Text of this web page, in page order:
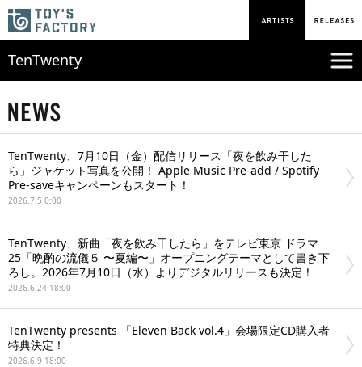
TenTwenty
TenTwenty、7月10日（金）配信リリース「夜を飲み干した
ら」ジャケット写真を公開！ Apple Music Pre-add / Spotify
Pre-saveキャンペーンもスタート！
2026.7.5 0:00
TenTwenty、新曲「夜を飲み干したら」をテレビ東京 ドラマ
25「晩酌の流儀５ 〜夏編〜」オープニングテーマとして書き下
ろし。2026年7月10日（水）よりデジタルリリースも決定！
2026.6.24 18:00
TenTwenty presents 「Eleven Back vol.4」会場限定CD購入者
特典決定！
2026.6.9 18:00